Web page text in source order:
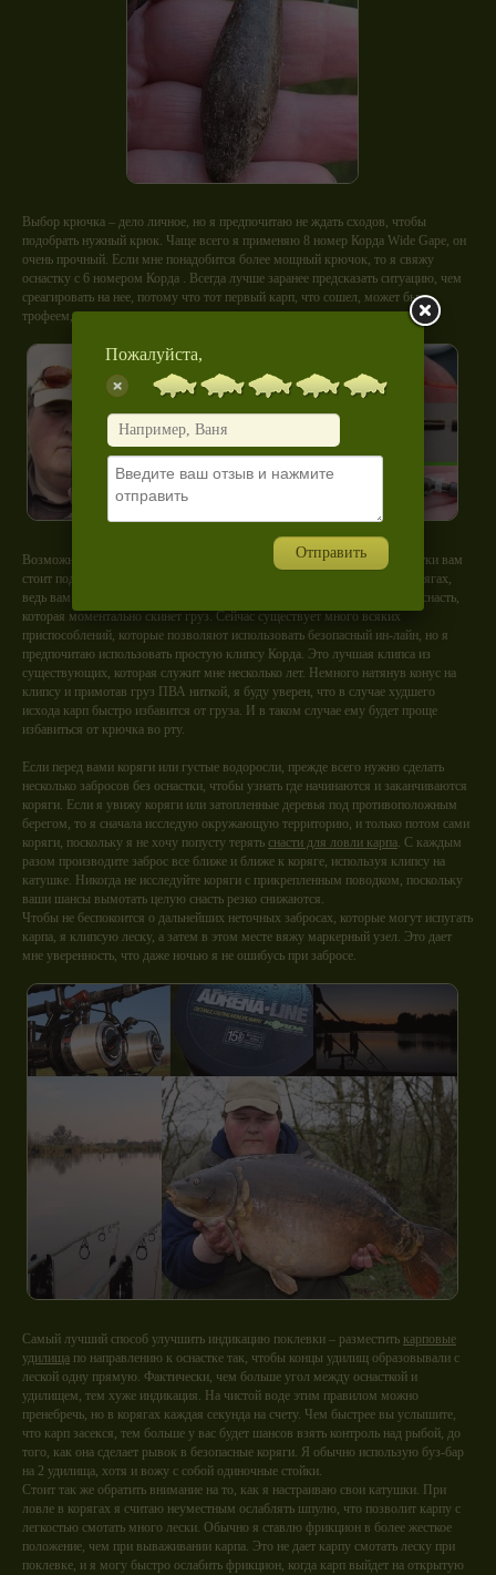
Выбор крючка – дело личное, но я предпочитаю не ждать сходов, чтобы
подобрать нужный крюк. Чаще всего я применяю 8 номер Корда Wide Gape, он
очень прочный. Если мне понадобится более мощный крючок, то я свяжу
оснастку с 6 номером Корда . Всегда лучше заранее предсказать ситуацию, чем
среагировать на нее, потому что тот первый карп, что сошел, может быть
трофеем, за которым вы охотились всю свою жизнь.
Возможно, это может показаться негативным, но перед забросом оснастки вам
стоит подумать о том, что произойдет в случае запутывания карпа в корягах,
ведь вам придется обрывать снасть. Поэтому вы обязаны использовать снасть,
которая моментально скинет груз. Сейчас существует много всяких
приспособлений, которые позволяют использовать безопасный ин-лайн, но я
предпочитаю использовать простую клипсу Корда. Это лучшая клипса из
существующих, которая служит мне несколько лет. Немного натянув конус на
клипсу и примотав груз ПВА ниткой, я буду уверен, что в случае худшего
исхода карп быстро избавится от груза. И в таком случае ему будет проще
избавиться от крючка во рту.
Если перед вами коряги или густые водоросли, прежде всего нужно сделать
несколько забросов без оснастки, чтобы узнать где начинаются и заканчиваются
коряги. Если я увижу коряги или затопленные деревья под противоположным
берегом, то я сначала исследую окружающую территорию, и только потом сами
коряги, поскольку я не хочу попусту терять снасти для ловли карпа. С каждым
разом производите заброс все ближе и ближе к коряге, используя клипсу на
катушке. Никогда не исследуйте коряги с прикрепленным поводком, поскольку
ваши шансы вымотать целую снасть резко снижаются.
Чтобы не беспокоится о дальнейших неточных забросах, которые могут испугать
карпа, я клипсую леску, а затем в этом месте вяжу маркерный узел. Это дает
мне уверенность, что даже ночью я не ошибусь при забросе.
Самый лучший способ улучшить индикацию поклевки – разместить карповые
удилища по направлению к оснастке так, чтобы концы удилищ образовывали с
леской одну прямую. Фактически, чем больше угол между оснасткой и
удилищем, тем хуже индикация. На чистой воде этим правилом можно
пренебречь, но в корягах каждая секунда на счету. Чем быстрее вы услышите,
что карп засекся, тем больше у вас будет шансов взять контроль над рыбой, до
того, как она сделает рывок в безопасные коряги. Я обычно использую буз-бар
на 2 удилища, хотя и вожу с собой одиночные стойки.
Стоит так же обратить внимание на то, как я настраиваю свои катушки. При
ловле в корягах я считаю неуместным ослаблять шпулю, что позволит карпу с
легкостью смотать много лески. Обычно я ставлю фрикцион в более жесткое
положение, чем при вываживании карпа. Это не дает карпу смотать леску при
поклевке, и я могу быстро ослабить фрикцион, когда карп выйдет на открытую
Пожалуйста,
Отправить